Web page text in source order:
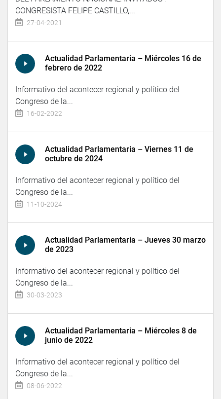
CONGRESISTA FELIPE CASTILLO,...
27-04-2021
Actualidad Parlamentaria – Miércoles 16 de
febrero de 2022
Informativo del acontecer regional y político del
Congreso de la...
16-02-2022
Actualidad Parlamentaria – Viernes 11 de
octubre de 2024
Informativo del acontecer regional y político del
Congreso de la...
11-10-2024
Actualidad Parlamentaria – Jueves 30 marzo
de 2023
Informativo del acontecer regional y político del
Congreso de la...
30-03-2023
Actualidad Parlamentaria – Miércoles 8 de
junio de 2022
Informativo del acontecer regional y político del
Congreso de la...
08-06-2022